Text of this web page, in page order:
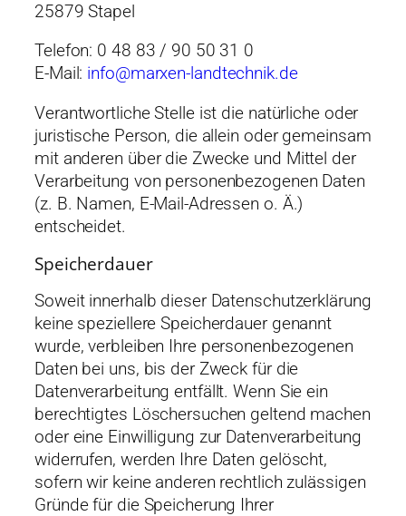
25879 Stapel
Telefon: 0 48 83 / 90 50 31 0
E-Mail: info@marxen-landtechnik.de
Verantwortliche Stelle ist die natürliche oder
juristische Person, die allein oder gemeinsam
mit anderen über die Zwecke und Mittel der
Verarbeitung von personenbezogenen Daten
(z. B. Namen, E-Mail-Adressen o. Ä.)
entscheidet.
Speicherdauer
Soweit innerhalb dieser Datenschutzerklärung
keine speziellere Speicherdauer genannt
wurde, verbleiben Ihre personenbezogenen
Daten bei uns, bis der Zweck für die
Datenverarbeitung entfällt. Wenn Sie ein
berechtigtes Löschersuchen geltend machen
oder eine Einwilligung zur Datenverarbeitung
widerrufen, werden Ihre Daten gelöscht,
sofern wir keine anderen rechtlich zulässigen
Gründe für die Speicherung Ihrer